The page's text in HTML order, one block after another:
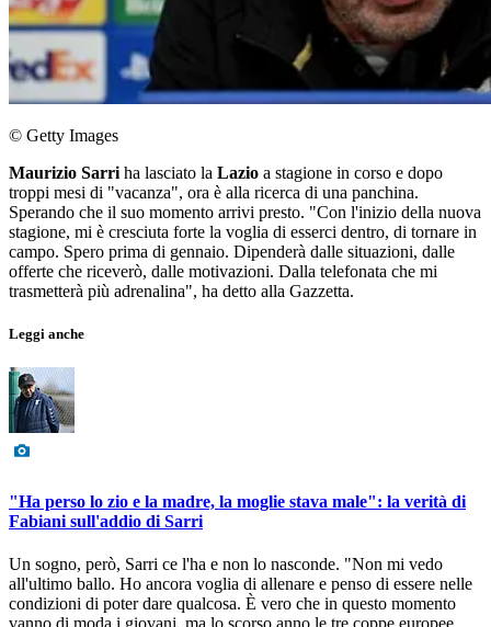
© Getty Images
Maurizio Sarri ha lasciato la Lazio a stagione in corso e dopo
troppi mesi di "vacanza", ora è alla ricerca di una panchina.
Sperando che il suo momento arrivi presto. "Con l'inizio della nuova
stagione, mi è cresciuta forte la voglia di esserci dentro, di tornare in
campo. Spero prima di gennaio. Dipenderà dalle situazioni, dalle
offerte che riceverò, dalle motivazioni. Dalla telefonata che mi
trasmetterà più adrenalina", ha detto alla Gazzetta.
Leggi anche
"Ha perso lo zio e la madre, la moglie stava male": la verità di
Fabiani sull'addio di Sarri
Un sogno, però, Sarri ce l'ha e non lo nasconde. "Non mi vedo
all'ultimo ballo. Ho ancora voglia di allenare e penso di essere nelle
condizioni di poter dare qualcosa. È vero che in questo momento
vanno di moda i giovani, ma lo scorso anno le tre coppe europee